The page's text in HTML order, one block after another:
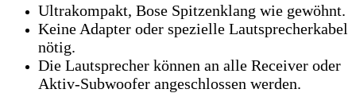
Ultrakompakt, Bose Spitzenklang wie gewöhnt.
Keine Adapter oder spezielle Lautsprecherkabel
nötig.
Die Lautsprecher können an alle Receiver oder
Aktiv-Subwoofer angeschlossen werden.